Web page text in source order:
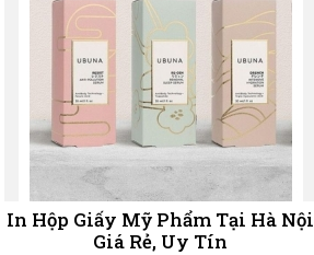
In Hộp Giấy Mỹ Phẩm Tại Hà Nội
Giá Rẻ, Uy Tín